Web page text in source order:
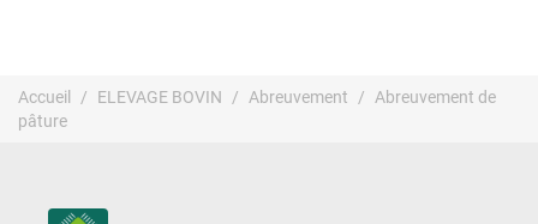
Accueil ELEVAGE BOVIN Abreuvement
Abreuvement de
pâture